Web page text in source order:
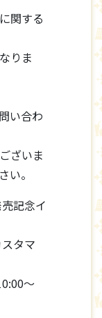
関する
りま
い合わ
ざいま
い。
記念イ
タマ
～